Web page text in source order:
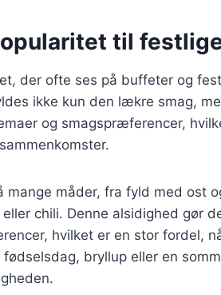
til
der ofte ses på buffeter og
ikke kun den lækre smag,
og smagspræferencer,
mange måder, fra fyld med ost
chili. Denne alsidighed gør
hvilket er en stor fordel,
bryllup eller en